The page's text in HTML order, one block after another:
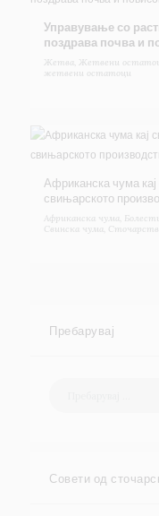
Управување со
поздрава почва и
Жетва Жетвени
жетвени остатоци
Африканска чума
свињарското
Африканска чума
Свинска чума Сточарство
Пребарувај
Совети од